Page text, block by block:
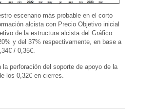
escenario más probable en el corto
alcista con Precio Objetivo inicial
de la estructura alcista del Gráfico
y del 37% respectivamente, en base a
/ 0,35€.
perforación del soporte de apoyo de la
los 0,32€ en cierres.